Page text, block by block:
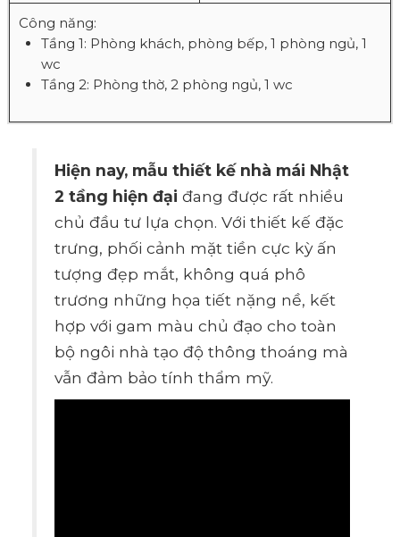
Công năng:
Tầng 1: Phòng khách, phòng bếp, 1 phòng ngủ, 1
wc
Tầng 2: Phòng thờ, 2 phòng ngủ, 1 wc
Hiện nay, mẫu thiết kế nhà mái Nhật
2 tầng hiện đại đang được rất nhiều
chủ đầu tư lựa chọn. Với thiết kế đặc
trưng, phối cảnh mặt tiền cực kỳ ấn
tượng đẹp mắt, không quá phô
trương những họa tiết nặng nề, kết
hợp với gam màu chủ đạo cho toàn
bộ ngôi nhà tạo độ thông thoáng mà
vẫn đảm bảo tính thẩm mỹ.